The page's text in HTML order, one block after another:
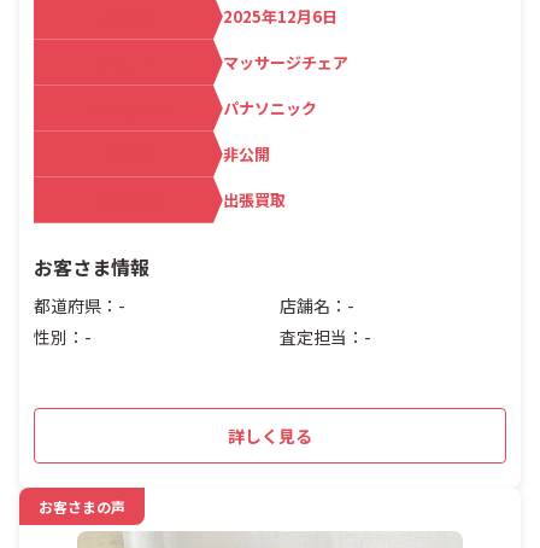
2025年12月6日
マッサージチェア
パナソニック
非公開
出張買取
お客さま情報
都道府県：-
店舗名：-
性別：-
査定担当：-
詳しく見る
お客さまの声